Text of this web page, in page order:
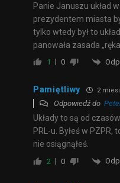
Panie Januszu układ
prezydentem miasta
tylko wtedy był to
panowała zasada
1 0
Pamiętliwy 2
Odpowiedź do
Układy to są od
PRL-u. Byłeś w PZPR,
nie osiągnąłeś.
2 0